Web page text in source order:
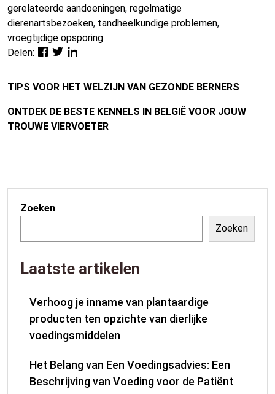
gerelateerde aandoeningen, regelmatige
dierenartsbezoeken, tandheelkundige problemen,
vroegtijdige opsporing
Delen:
TIPS VOOR HET WELZIJN VAN GEZONDE BERNERS
ONTDEK DE BESTE KENNELS IN BELGIË VOOR JOUW
TROUWE VIERVOETER
Zoeken
Zoeken
Laatste artikelen
Verhoog je inname van plantaardige
producten ten opzichte van dierlijke
voedingsmiddelen
Het Belang van Een Voedingsadvies: Een
Beschrijving van Voeding voor de Patiënt